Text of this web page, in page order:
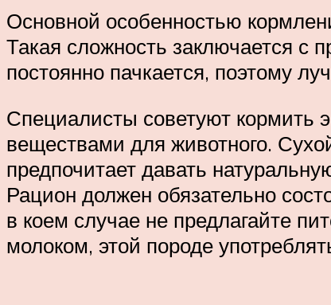
Основной особенностью
Такая сложность заключается
постоянно пачкается, поэтому
Специалисты советуют кормить
веществами для животного.
предпочитает давать
Рацион должен обязательно
в коем случае не предлагайте
молоком, этой породе